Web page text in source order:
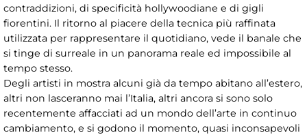
contraddizioni, di specificità hollywoodiane e di gigli
fiorentini. Il ritorno al piacere della tecnica più raffinata
utilizzata per rappresentare il quotidiano, vede il banale che
si tinge di surreale in un panorama reale ed impossibile al
tempo stesso.
Degli artisti in mostra alcuni già da tempo abitano all’estero,
altri non lasceranno mai l’Italia, altri ancora si sono solo
recentemente affacciati ad un mondo dell’arte in continuo
cambiamento, e si godono il momento, quasi inconsapevoli